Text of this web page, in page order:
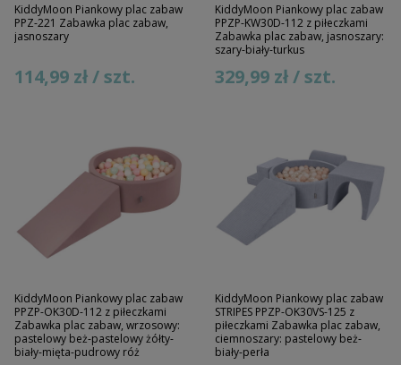
KiddyMoon Piankowy plac zabaw
PPZ-221 Zabawka plac zabaw,
jasnoszary
114,99 zł / szt.
KiddyMoon Piankowy plac zabaw
PPZP-KW30D-112 z piłeczkami
Zabawka plac zabaw, jasnoszary:
szary-biały-turkus
329,99 zł / szt.
KiddyMoon Piankowy plac zabaw
PPZP-OK30D-112 z piłeczkami
Zabawka plac zabaw, wrzosowy:
pastelowy beż-pastelowy żółty-
biały-mięta-pudrowy róż
KiddyMoon Piankowy plac zabaw
STRIPES PPZP-OK30VS-125 z
piłeczkami Zabawka plac zabaw,
ciemnoszary: pastelowy beż-
biały-perła